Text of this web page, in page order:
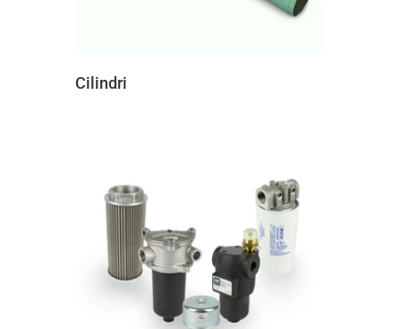
Cilindri